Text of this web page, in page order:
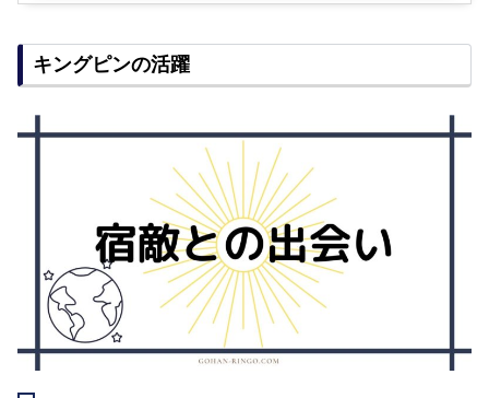
キングピンの活躍